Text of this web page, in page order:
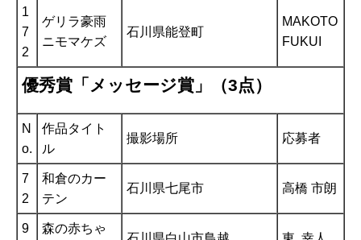
1
7
2
ゲリラ豪雨
ニモマケズ
石川県能登町
MAKOTO
FUKUI
優秀賞「メッセージ賞」（3点）
N
o.
作品タイト
ル
撮影場所 応募者
7
2
和倉のカー
テン
石川県七尾市 高橋 市朗
9
森の赤ちゃ